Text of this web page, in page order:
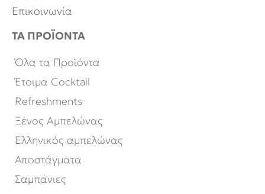
Επικοινωνία
ΤΑ ΠΡΟΪΟΝΤΑ
Όλα τα Προϊόντα
Έτοιμα Cocktail
Refreshments
Ξένος Αμπελώνας
Ελληνικός αμπελώνας
Αποστάγματα
Σαμπάνιες